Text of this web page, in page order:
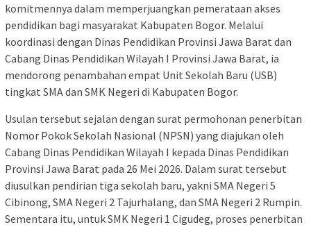
komitmennya dalam memperjuangkan pemerataan akses
pendidikan bagi masyarakat Kabupaten Bogor. Melalui
koordinasi dengan Dinas Pendidikan Provinsi Jawa Barat dan
Cabang Dinas Pendidikan Wilayah I Provinsi Jawa Barat, ia
mendorong penambahan empat Unit Sekolah Baru (USB)
tingkat SMA dan SMK Negeri di Kabupaten Bogor.
Usulan tersebut sejalan dengan surat permohonan penerbitan
Nomor Pokok Sekolah Nasional (NPSN) yang diajukan oleh
Cabang Dinas Pendidikan Wilayah I kepada Dinas Pendidikan
Provinsi Jawa Barat pada 26 Mei 2026. Dalam surat tersebut
diusulkan pendirian tiga sekolah baru, yakni SMA Negeri 5
Cibinong, SMA Negeri 2 Tajurhalang, dan SMA Negeri 2 Rumpin.
Sementara itu, untuk SMK Negeri 1 Cigudeg, proses penerbitan